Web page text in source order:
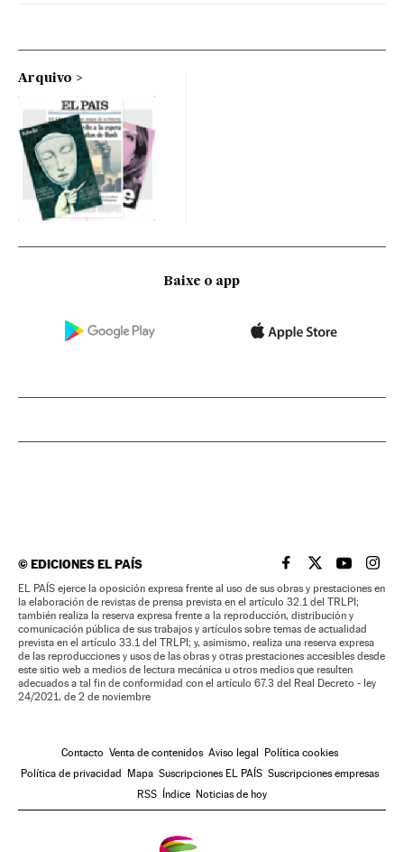
Arquivo
Baixe o app
©EDICIONES EL PAÍS EL PAÍS BRASIL EN
EL PAÍSEL PAÍS
EL
EL PAÍS ejerce la oposición expresa frente al uso de sus obras y prestaciones en
la elaboración de revistas de prensa prevista en el artículo 32.1 del TRLPI;
también realiza la reserva expresa frente a la reproducción, distribución y
comunicación pública de sus trabajos y artículos sobre temas de actualidad
prevista en el artículo 33.1 del TRLPI; y, asimismo, realiza una reserva expresa
de las reproducciones y usos de las obras y otras prestaciones accesibles desde
este sitio web a medios de lectura mecánica u otros medios que resulten
adecuados a tal fin de conformidad con el artículo 67.3 del Real Decreto - ley
24/2021, de 2 de noviembre
Contacto Venta de contenidos Aviso legal
Política cookies
Política de privacidad
Mapa Suscripciones EL PAÍS Suscripciones empresas
RSS
Índice Noticias de hoy